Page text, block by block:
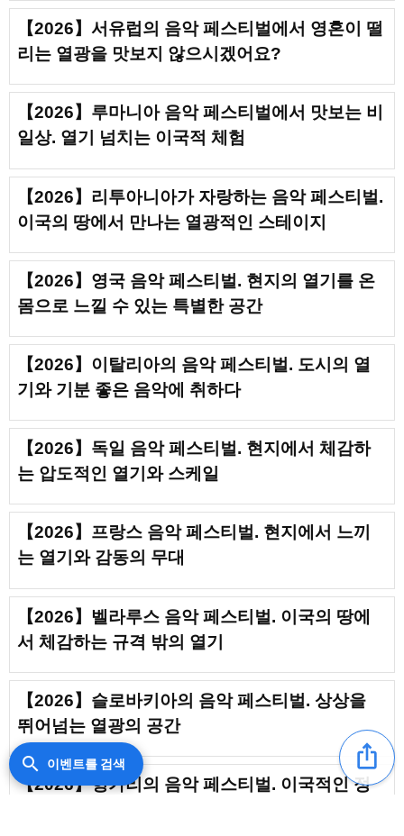
【2026】서유럽의 음악 페스티벌에서 영혼이 떨
리는 열광을 맛보지 않으시겠어요?
【2026】루마니아 음악 페스티벌에서 맛보는 비
일상. 열기 넘치는 이국적 체험
【2026】리투아니아가 자랑하는 음악 페스티벌.
이국의 땅에서 만나는 열광적인 스테이지
【2026】영국 음악 페스티벌. 현지의 열기를 온
몸으로 느낄 수 있는 특별한 공간
【2026】이탈리아의 음악 페스티벌. 도시의 열
기와 기분 좋은 음악에 취하다
【2026】독일 음악 페스티벌. 현지에서 체감하
는 압도적인 열기와 스케일
【2026】프랑스 음악 페스티벌. 현지에서 느끼
는 열기와 감동의 무대
【2026】벨라루스 음악 페스티벌. 이국의 땅에
서 체감하는 규격 밖의 열기
【2026】슬로바키아의 음악 페스티벌. 상상을
뛰어넘는 열광의 공간
【2026】헝가리의 음악 페스티벌. 이국적인 정
ios_share
search 이벤트를 검색